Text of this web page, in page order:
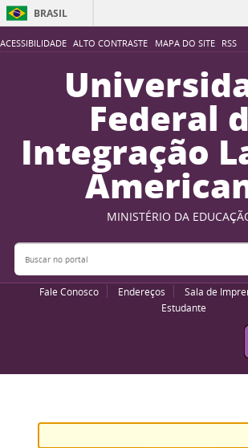
ACESSIBILIDADE ALTO CONTRASTE MAPA DO SITE RSS
BRASIL
Acesso
Federal
Integração
MINISTÉRIO DA
Buscar no portal
Fale Conosco Endereços Sala de
Estudante